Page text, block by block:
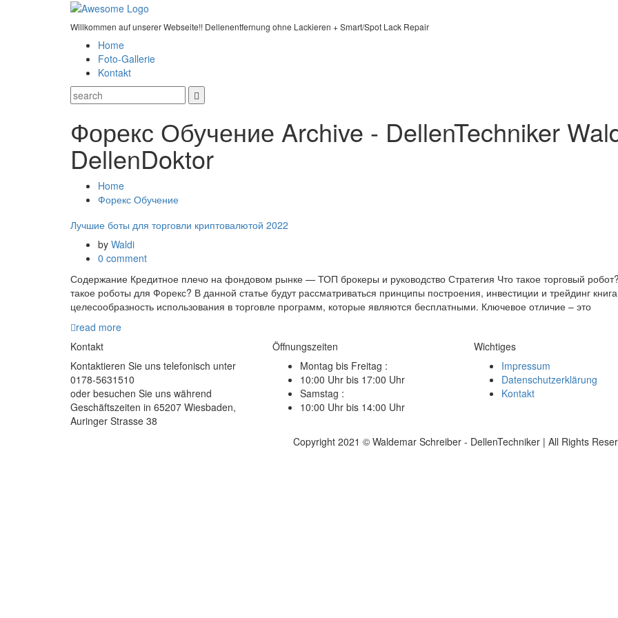
Willkommen auf unserer Webseite!! Dellenentfernung ohne Lackieren + Smart/Spot Lack Repair
Home
Foto-Gallerie
Kontakt
Форекс Обучение Archive - DellenTechniker
DellenDoktor
Home
Форекс Обучение
Лучшие боты для торговли криптовалютой 2022
by Waldi
0 comment
Содержание Кредитное плечо на фондовом рынке — ТОП брокеры и руководство Стратегия Что такое торговый
такое роботы для Форекс? В данной статье будут рассматриваться принципы построения, инвестиции и трейдинг
целесообразность использования в торговле программ, которые являются бесплатными. Ключевое отличие – это
read more
Kontakt
Kontaktieren Sie uns telefonisch unter
0178-5631510
oder besuchen Sie uns während
Geschäftszeiten in 65207 Wiesbaden,
Auringer Strasse 38
Öffnungszeiten
Montag bis Freitag :
10:00 Uhr bis 17:00 Uhr
Samstag :
10:00 Uhr bis 14:00 Uhr
Wichtiges
Impressum
Datenschutzerklärung
Kontakt
Copyright 2021 © Waldemar Schreiber - DellenTechniker | All Rights